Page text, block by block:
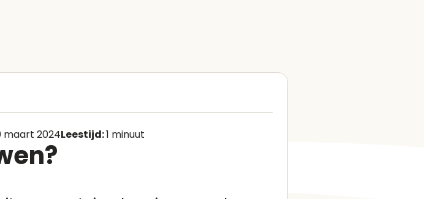
maart 2024Leestijd:1 minuut